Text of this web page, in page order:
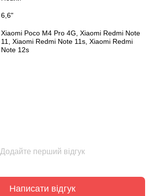
6,6"
Xiaomi Poco M4 Pro 4G Xiaomi Redmi Note
11
Xiaomi Redmi Note 11s Xiaomi Redmi
Note 12s
Додайте перший відгук
Написати відгук